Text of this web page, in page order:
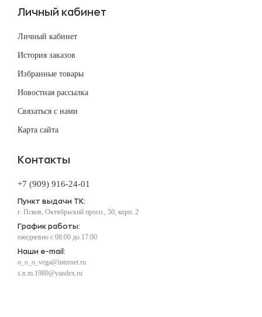
Личный кабинет
Личный кабинет
История заказов
Избранные товары
Новостная рассылка
Связаться с нами
Карта сайта
Контакты
+7 (909) 916-24-01
Пункт выдачи ТК:
г. Псков, Октябрьский просп., 50, корп. 2
График работы:
ежедневно с 08:00 до 17:00
Наши e-mail:
o_o_o_vega@internet.ru
s.n.m.1980@yandex.ru